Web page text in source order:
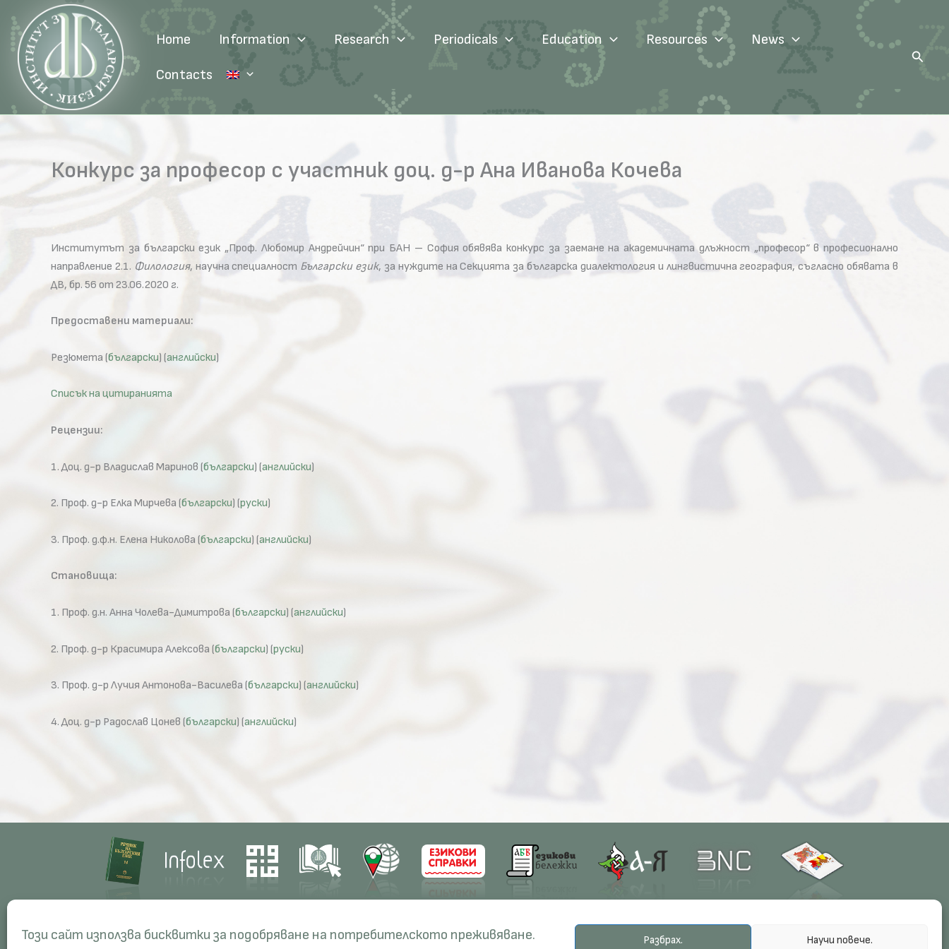
Този сайт използва бисквитки за подобряване на потребителското преживяване. Разбрах. Научи повече.
content
Home Information Research Periodicals Education Resources News
Contacts
Search
Конкурс за професор с участник доц. д-р Ана Иванова Кочева
Институтът за български език „Проф. Любомир Андрейчин“ при БАН – София обявява конкурс за заемане на академичната длъжност „професор“ в професионално
направление 2.1. Филология, научна специалност Български език, за нуждите на Секцията за българска диалектология и лингвистична география, съгласно обявата в
ДВ, бр. 56 от 23.06.2020 г.
Предоставени материали:
Резюмета (български) (английски)
Списък на цитиранията
Рецензии:
1. Доц. д-р Владислав Маринов (български) (английски)
2. Проф. д-р Елка Мирчева (български) (руски)
3. Проф. д.ф.н. Елена Николова (български) (английски)
Становища:
1. Проф. д.н. Анна Чолева-Димитрова (български) (английски)
2. Проф. д-р Красимира Алексова (български) (руски)
3. Проф. д-р Лучия Антонова-Василева (български) (английски)
4. Доц. д-р Радослав Цонев (български) (английски)